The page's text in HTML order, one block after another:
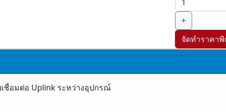
+
จัดทำราคาพิ
ชื่อมต่อ Uplink ระหว่างอุปกรณ์